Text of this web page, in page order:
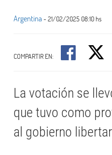
Argentina - 21/02/2025 08:10 hs
COMPARTIR EN:
La votación se
que tuvo como
al gobierno